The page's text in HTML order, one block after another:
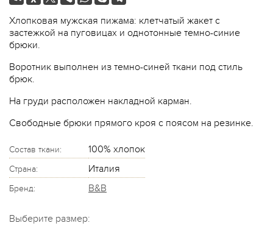
Хлопковая мужская пижама: клетчатый жакет с
застежкой на пуговицах и однотонные темно-синие
брюки.
Воротник выполнен из темно-синей ткани под стиль
брюк.
На груди расположен накладной карман.
Свободные брюки прямого кроя с поясом на резинке.
Состав ткани: 100% хлопок
Страна: Италия
Бренд: B&B
Выберите размер: